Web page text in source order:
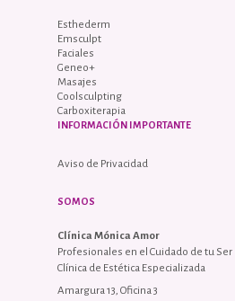
Esthederm
Emsculpt
Faciales
Geneo+
Masajes
Coolsculpting
Carboxiterapia
INFORMACIÓN IMPORTANTE
Aviso de Privacidad
SOMOS
Clínica Mónica Amor
Profesionales en el Cuidado de tu Ser
Clínica de Estética Especializada
Amargura 13, Oficina 3